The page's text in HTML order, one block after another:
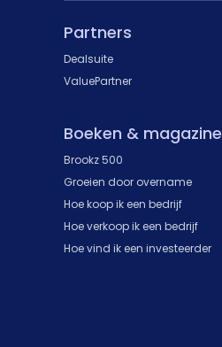
Partners
Dealsuite
ValuePartner
Boeken & magazine
Brookz 500
Groeien door overname
Hoe koop ik een bedrijf
Hoe verkoop ik een bedrijf
Hoe vind ik een investeerder